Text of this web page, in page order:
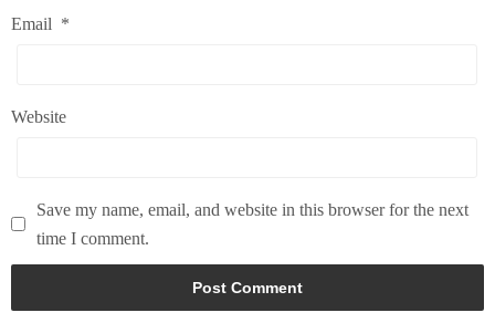
Email *
Website
Save my name, email, and website in this browser for the next
time I comment.